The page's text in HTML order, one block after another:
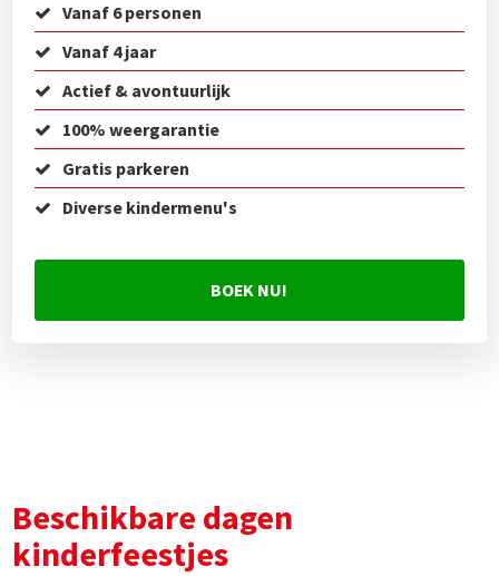
Vanaf 6 personen
Vanaf 4 jaar
Actief & avontuurlijk
100% weergarantie
Gratis parkeren
Diverse kindermenu's
BOEK NU!
Beschikbare dagen
kinderfeestjes